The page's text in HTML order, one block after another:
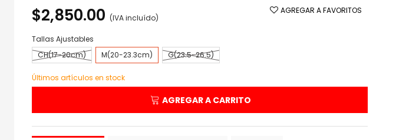
$2,850.00 (IVA incluído)
AGREGAR A FAVORITOS
Tallas Ajustables
CH(17-20cm)
M(20-23.3cm) G(23.5-26.5)
Últimos artículos en stock
AGREGAR A CARRITO